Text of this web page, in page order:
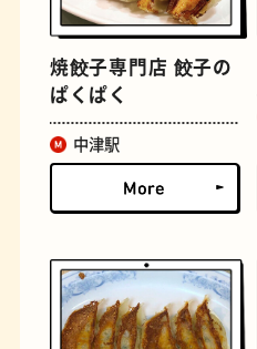
焼餃子専門店 餃子の
ぱくぱく
中津駅